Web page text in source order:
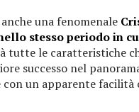
una fenomenale
stesso periodo in
tutte le caratteristiche
successo nel
un apparente facilità